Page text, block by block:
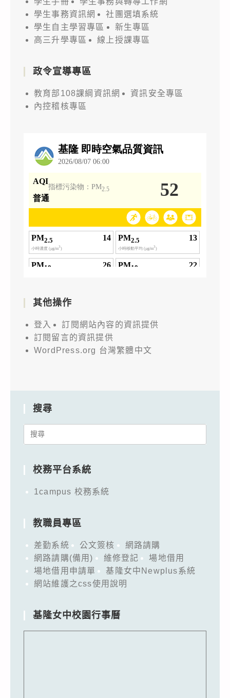
學生事務資訊網
社團選填系統
學生自主學習專區
新生專區
高三升學專區
線上授課專區
政令宣導專區
教育部108課綱資訊網
資訊安全專區
內控稽核專區
其他操作
登入
訂閱網站內容的資訊提供
訂閱留言的資訊提供
WordPress.org 台灣繁體中文
搜尋
Search
校務平台系統
1campus 校務系統
教職員專區
差勤系統 公文簽核
網路請購
網路請購(備用)
維修登記
場地借用
場地借用申請單
基隆女中Newplus系統
網站維護之css使用說明
基隆女中校園行事曆